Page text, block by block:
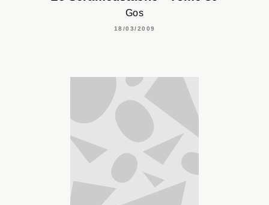
Gos
18/03/2009